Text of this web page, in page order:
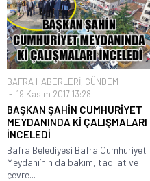
BAFRA HABERLERİ, GÜNDEM
19 Kasım 2017 13:28
BAŞKAN ŞAHİN CUMHURİYET
MEYDANINDA Kİ ÇALIŞMALARI
İNCELEDİ
Bafra Belediyesi Bafra Cumhuriyet
Meydanı’nın da bakım, tadilat ve
çevre...